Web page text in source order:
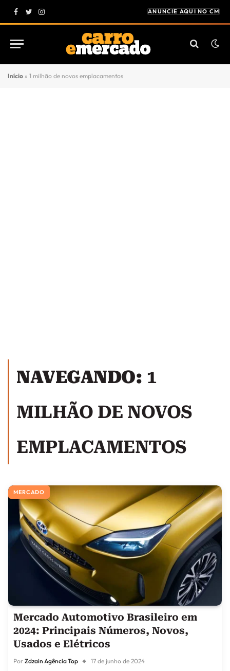
Facebook
Twitter
Instagram
ANUNCIE AQUI NO CM
Início » 1 milhão de novos emplacamentos
NAVEGANDO: 1
MILHÃO DE NOVOS
EMPLACAMENTOS
MERCADO
Mercado Automotivo Brasileiro em
2024: Principais Números, Novos,
Usados e Elétricos
Por Zdzain Agência Top 17 de junho de 2024